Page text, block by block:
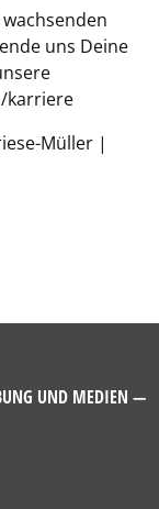
uns Deine
karriere
Müller |
UND MEDIEN —